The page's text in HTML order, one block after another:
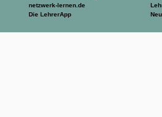
netzwerk-lernen.de
Die LehrerApp